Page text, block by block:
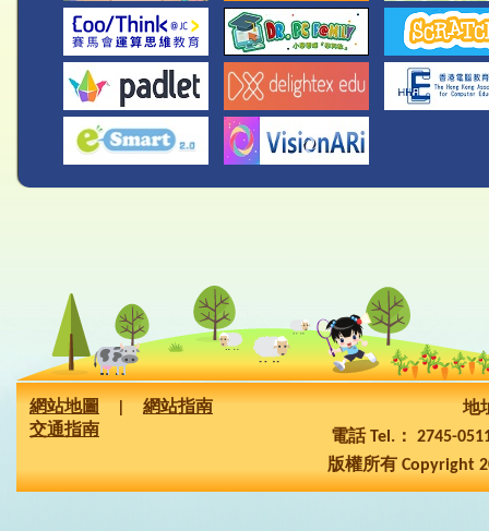
網站地圖
網站指南
交通指南
地
電話 Tel.： 2745-
版權所有 Copyright